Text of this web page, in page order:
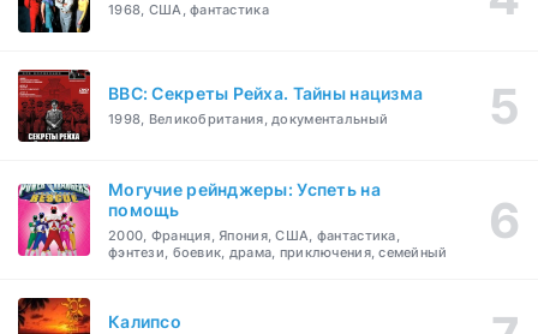
1968, США, фантастика
BBC: Секреты Рейха. Тайны нацизма
1998, Великобритания, документальный
Могучие рейнджеры: Успеть на
помощь
2000, Франция, Япония, США, фантастика,
фэнтези, боевик, драма, приключения, семейный
Калипсо